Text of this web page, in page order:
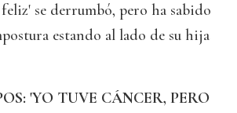
se derrumbó, pero ha sabido
estando al lado de su hija
'YO TUVE CÁNCER, PERO